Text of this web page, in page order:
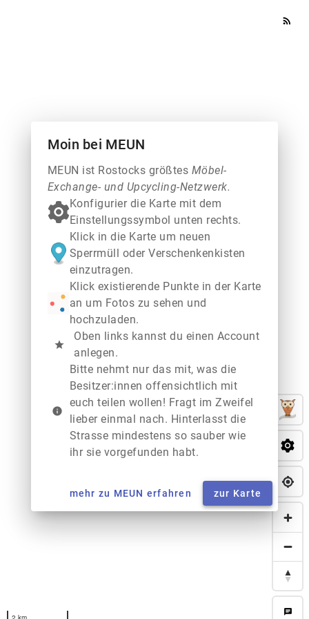
rss_feed
chat
Moin bei MEUN
MEUN ist Rostocks größtes Möbel-
Exchange- und Upcycling-Netzwerk.
Konfigurier die Karte mit dem
Einstellungssymbol unten rechts.
Klick in die Karte um neuen
Sperrmüll oder Verschenkenkisten
einzutragen.
Klick existierende Punkte in der Karte
an um Fotos zu sehen und
hochzuladen.
star
Oben links kannst du einen Account
anlegen.
info
Bitte nehmt nur das mit, was die
Besitzer:innen offensichtlich mit
euch teilen wollen! Fragt im Zweifel
lieber einmal nach. Hinterlasst die
Strasse mindestens so sauber wie
ihr sie vorgefunden habt.
mehr zu MEUN erfahren zur Karte